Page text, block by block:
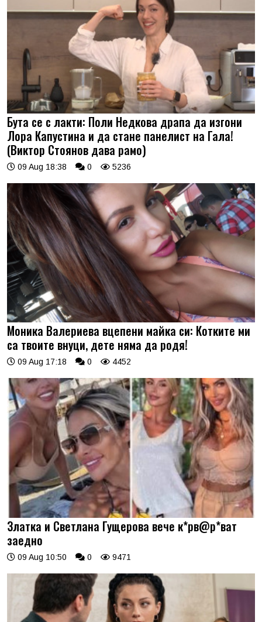
Бута се с лакти: Поли Недкова драпа да изгони
Лора Капустина и да стане панелист на Гала!
(Виктор Стоянов дава рамо)
09 Aug 18:38 0 5236
Моника Валериева вцепени майка си: Котките ми
са твоите внуци, дете няма да родя!
09 Aug 17:18 0 4452
Златка и Светлана Гущерова вече к*рв@р*ват
заедно
09 Aug 10:50 0 9471